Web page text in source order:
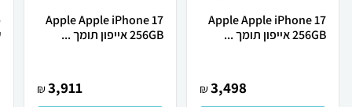
Apple Apple iPhone 17
256GB אייפון תומך ...
3,498
₪
Apple Apple iPhone 17
256GB אייפון תומך ...
3,911
₪